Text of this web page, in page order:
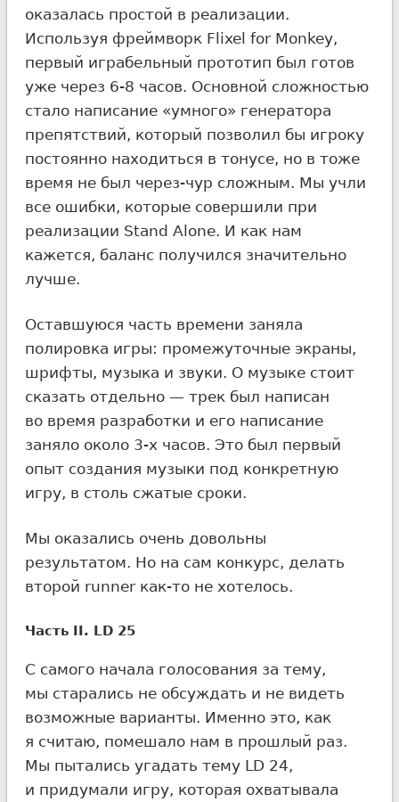
оказалась простой в реализации.
Используя фреймворк Flixel for Monkey,
первый играбельный прототип был готов
уже через 6-8 часов. Основной сложностью
стало написание «умного» генератора
препятствий, который позволил бы игроку
постоянно находиться в тонусе, но в тоже
время не был через-чур сложным. Мы учли
все ошибки, которые совершили при
реализации Stand Alone. И как нам
кажется, баланс получился значительно
лучше.
Оставшуюся часть времени заняла
полировка игры: промежуточные экраны,
шрифты, музыка и звуки. О музыке стоит
сказать отдельно — трек был написан
во время разработки и его написание
заняло около 3-х часов. Это был первый
опыт создания музыки под конкретную
игру, в столь сжатые сроки.
Мы оказались очень довольны
результатом. Но на сам конкурс, делать
второй runner как-то не хотелось.
Часть II. LD 25
С самого начала голосования за тему,
мы старались не обсуждать и не видеть
возможные варианты. Именно это, как
я считаю, помешало нам в прошлый раз.
Мы пытались угадать тему LD 24,
и придумали игру, которая охватывала